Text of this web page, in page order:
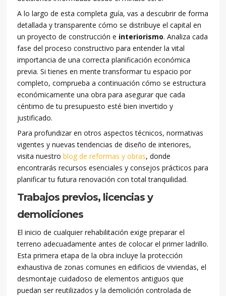
A lo largo de esta completa guía, vas a descubrir de forma
detallada y transparente cómo se distribuye el capital en
un proyecto de construcción e interiorismo. Analiza cada
fase del proceso constructivo para entender la vital
importancia de una correcta planificación económica
previa. Si tienes en mente transformar tu espacio por
completo, comprueba a continuación cómo se estructura
económicamente una obra para asegurar que cada
céntimo de tu presupuesto esté bien invertido y
justificado.
Para profundizar en otros aspectos técnicos, normativas
vigentes y nuevas tendencias de diseño de interiores,
visita nuestroblog de reformas y obras, donde
encontrarás recursos esenciales y consejos prácticos para
planificar tu futura renovación con total tranquilidad.
Trabajos previos, licencias y
demoliciones
El inicio de cualquier rehabilitación exige preparar el
terreno adecuadamente antes de colocar el primer ladrillo.
Esta primera etapa de la obra incluye la protección
exhaustiva de zonas comunes en edificios de viviendas, el
desmontaje cuidadoso de elementos antiguos que
puedan ser reutilizados y la demolición controlada de